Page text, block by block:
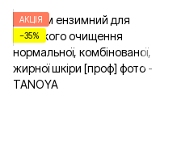
АКЦІЯ
−35%